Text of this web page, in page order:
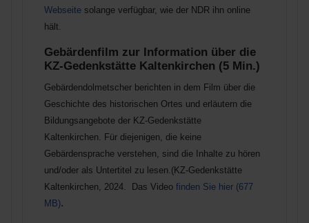
Webseite solange verfügbar, wie der NDR ihn online
hält.
Gebärdenfilm zur Information über die
KZ-Gedenkstätte Kaltenkirchen (5 Min.)
Gebärdendolmetscher berichten in dem Film über die
Geschichte des historischen Ortes und erläutern die
Bildungsangebote der KZ-Gedenkstätte
Kaltenkirchen. Für diejenigen, die keine
Gebärdensprache verstehen, sind die Inhalte zu hören
und/oder als Untertitel zu lesen.(KZ-Gedenkstätte
Kaltenkirchen, 2024. Das Video finden Sie hier (677
MB).